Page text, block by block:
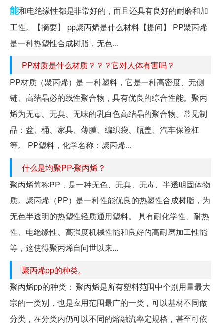
能和电绝缘性都是非常好的，而且还具有良好的耐磨和加
工性。【摘要】 pp聚丙烯是什么材料【提问】 PP聚丙烯
是一种热塑性合成树脂，无色...
PP材质是什么材质？？？它对人体有害吗？
PP材质（聚丙烯）是 一种塑料，它是一种高密度、无侧
链、高结晶必的线性聚合物，具有优良的综合性能。聚丙
烯为无毒、无臭、无味的乳白色高结晶的聚合物。常见制
品：盆、桶、家具、薄膜、编织袋、瓶盖、汽车保险杠
等。 PP塑料，化学名称：聚丙烯...
什么是均聚PP-聚丙烯？
聚丙烯简称PP，是一种无色、无臭、无毒、半透明固体物
质。聚丙烯（PP）是一种性能优良的热塑性合成树脂，为
无色半透明的热塑性轻质通用塑料。 具有耐化学性、耐热
性、电绝缘性、高强度机械性能和良好的高耐磨加工性能
等，这使得聚丙烯自问世以来...
聚丙烯pp的种类。
聚丙烯pp的种类： 聚丙烯是所有塑料范围中个别用量最大
宗的一类别，也是应用范围最广的一类，可以基材不同做
分类，在分类内仍可以不同的熔融流率定规格，甚至可依